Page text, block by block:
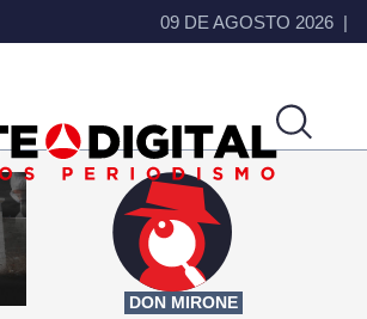
09 DE AGOSTO 2026
DON MIRONE